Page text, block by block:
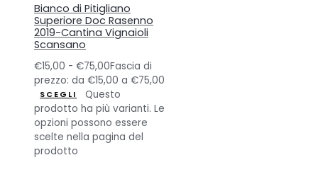
Bianco di Pitigliano
Superiore Doc Rasenno
2019-Cantina Vignaioli
Scansano
€15,00 - €75,00Fascia di
prezzo: da €15,00 a €75,00
SCEGLI
Questo
prodotto ha più varianti. Le
opzioni possono essere
scelte nella pagina del
prodotto